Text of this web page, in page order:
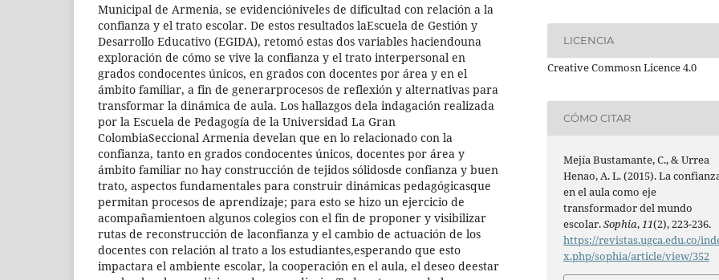
Municipal de Armenia, se evidencióniveles de dificultad con relación a la
confianza y el trato escolar. De estos resultados laEscuela de Gestión y
Desarrollo Educativo (EGIDA), retomó estas dos variables haciendouna
exploración de cómo se vive la confianza y el trato interpersonal en
grados condocentes únicos, en grados con docentes por área y en el
ámbito familiar, a fin de generarprocesos de reflexión y alternativas para
transformar la dinámica de aula. Los hallazgos dela indagación realizada
por la Escuela de Pedagogía de la Universidad La Gran
ColombiaSeccional Armenia develan que en lo relacionado con la
confianza, tanto en grados condocentes únicos, docentes por área y
ámbito familiar no hay construcción de tejidos sólidosde confianza y buen
trato, aspectos fundamentales para construir dinámicas pedagógicasque
permitan procesos de aprendizaje; para esto se hizo un ejercicio de
acompañamientoen algunos colegios con el fin de proponer y visibilizar
rutas de reconstrucción de laconfianza y el cambio de actuación de los
docentes con relación al trato a los estudiantes,esperando que esto
impactara el ambiente escolar, la cooperación en el aula, el deseo deestar
LICENCIA
Creative Commosn Licence 4.0
CÓMO CITAR
Mejía Bustamante, C., & Urrea
Henao, A. L. (2015). La
en el aula como eje
transformador del mundo
escolar.Sophia,11(2), 223-236.
https://revistas.ugca.edu.co/
x.php/sophia/article/view/352